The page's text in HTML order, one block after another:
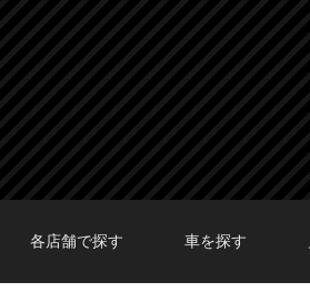
各店舗で探す 車を探す